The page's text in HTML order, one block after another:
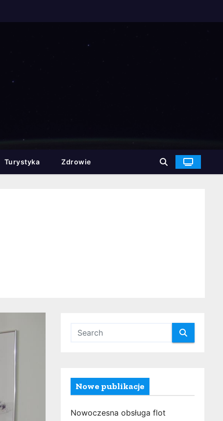
Turystyka Zdrowie
Nowe publikacje
Nowoczesna obsługa flot